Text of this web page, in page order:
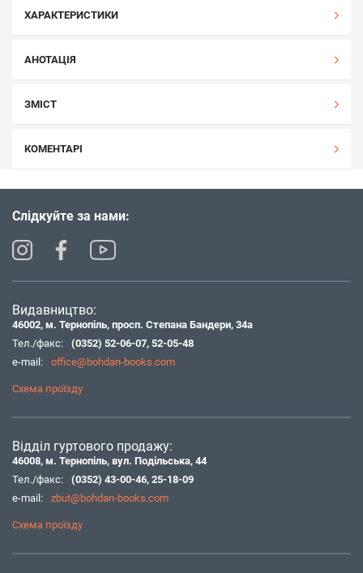
ХАРАКТЕРИСТИКИ
АНОТАЦІЯ
ЗМІСТ
КОМЕНТАРІ
Слідкуйте за нами:
Видавництво:
46002, м. Тернопіль, просп. Степана Бандери, 34а
Тел./факс:
(0352) 52-06-07, 52-05-48
e-mail:
office@bohdan-books.com
Схема проїзду
Відділ гуртового продажу:
46008, м. Тернопіль, вул. Подільська, 44
Тел./факс:
(0352) 43-00-46, 25-18-09
e-mail:
zbut@bohdan-books.com
Схема проїзду